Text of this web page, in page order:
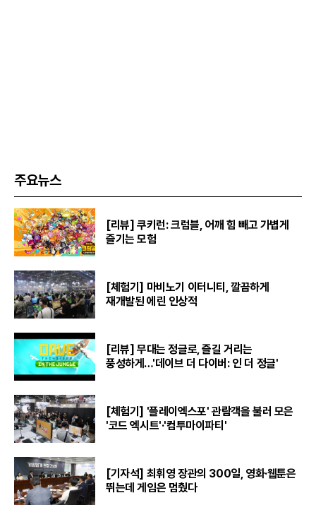
주요뉴스
[리뷰] 쿠키런: 크럼블, 어깨 힘 빼고 가볍게
즐기는 모험
[체험기] 마비노기 이터니티, 깔끔하게
재개발된 에린 인상적
[리뷰] 무대는 정글로, 즐길 거리는
풍성하게…'데이브 더 다이버: 인 더 정글'
[체험기] '플레이엑스포' 관람객을 불러 모은
'코드 엑시트'·'컴투마이파티'
[기자석] 최휘영 장관의 300일, 영화·웹툰은
뛰는데 게임은 멈췄다